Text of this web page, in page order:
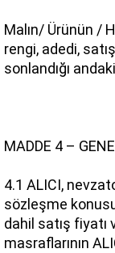
Malın/ Ürünün /
rengi, adedi,
sonlandığı
MADDE 4 –
4.1 ALICI,
sözleşme
dahil satış
masraflarının